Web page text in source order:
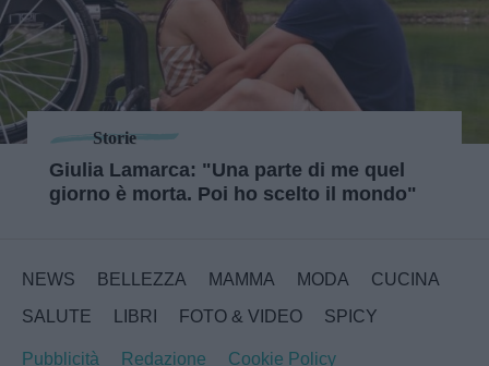
Storie
Giulia Lamarca: "Una parte di me quel
giorno è morta. Poi ho scelto il mondo"
NEWS BELLEZZA MAMMA MODA
CUCINA
SALUTE
LIBRI FOTO & VIDEO SPICY
Pubblicità Redazione Cookie Policy